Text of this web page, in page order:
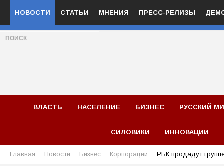
НОВОСТИ СТАТЬИ МНЕНИЯ ПРЕСС-РЕЛИЗЫ
ВЛАСТЬ НАСЕЛЕНИЕ БИЗНЕС РУССКИЙ
СИЛОВИКИ ИННОВАЦИИ
Главная Новости Бизнес Корпорации РБК продадут